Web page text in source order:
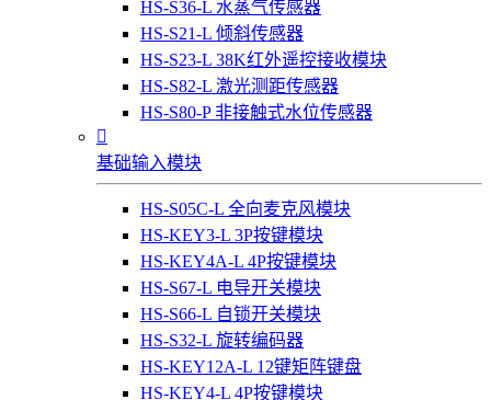
HS-S36-L 水蒸气传感器
HS-S21-L 倾斜传感器
HS-S23-L 38K红外遥控接收模块
HS-S82-L 激光测距传感器
HS-S80-P 非接触式水位传感器

基础输入模块
HS-S05C-L 全向麦克风模块
HS-KEY3-L 3P按键模块
HS-KEY4A-L 4P按键模块
HS-S67-L 电导开关模块
HS-S66-L 自锁开关模块
HS-S32-L 旋转编码器
HS-KEY12A-L 12键矩阵键盘
HS-KEY4-L 4P按键模块